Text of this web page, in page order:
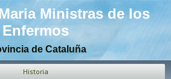
Ministras de los
Enfermos
de Cataluña
Historia